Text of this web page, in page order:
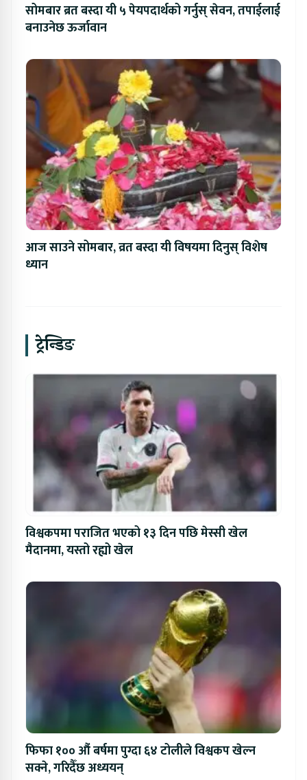
सोमबार ब्रत बस्दा यी ५ पेयपदार्थको गर्नुस् सेवन, तपाईलाई
बनाउनेछ ऊर्जावान
आज साउने सोमबार, व्रत बस्दा यी विषयमा दिनुस् विशेष
ध्यान
ट्रेन्डिङ
विश्वकपमा पराजित भएको १३ दिन पछि मेस्सी खेल
मैदानमा, यस्तो रह्यो खेल
फिफा १०० औं बर्षमा पुग्दा ६४ टोलीले विश्वकप खेल्न
सक्ने, गरिदैँछ अध्ययन्